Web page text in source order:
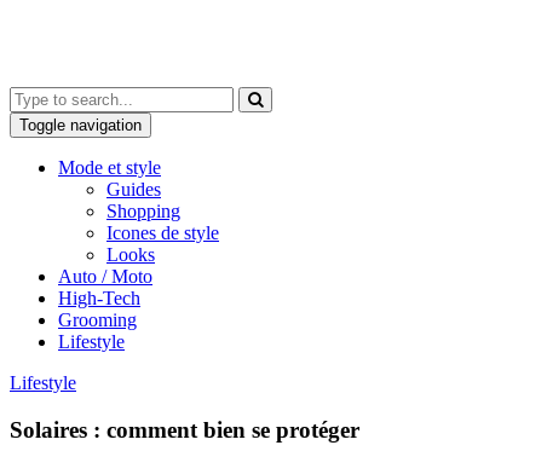
Toggle navigation
Mode et style
Guides
Shopping
Icones de style
Looks
Auto / Moto
High-Tech
Grooming
Lifestyle
Lifestyle
Solaires : comment bien se protéger